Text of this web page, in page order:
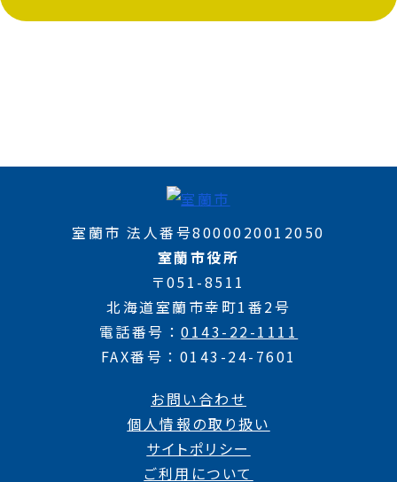
室蘭市 法人番号8000020012050
室蘭市役所
〒051-8511
北海道室蘭市幸町1番2号
電話番号
0143-22-1111
FAX番号
0143-24-7601
お問い合わせ
個人情報の取り扱い
サイトポリシー
ご利用について